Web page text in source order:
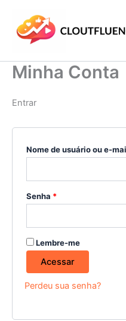
Minha Conta
Entrar
Nome de usuário ou e-
Senha *
Lembre-me
Acessar
Perdeu sua senha?